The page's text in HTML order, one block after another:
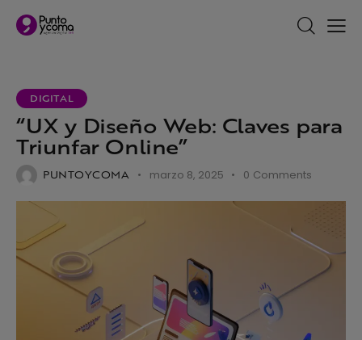
DIGITAL
“UX y Diseño Web: Claves para
Triunfar Online”
PUNTOYCOMA marzo 8, 2025 0 Comments